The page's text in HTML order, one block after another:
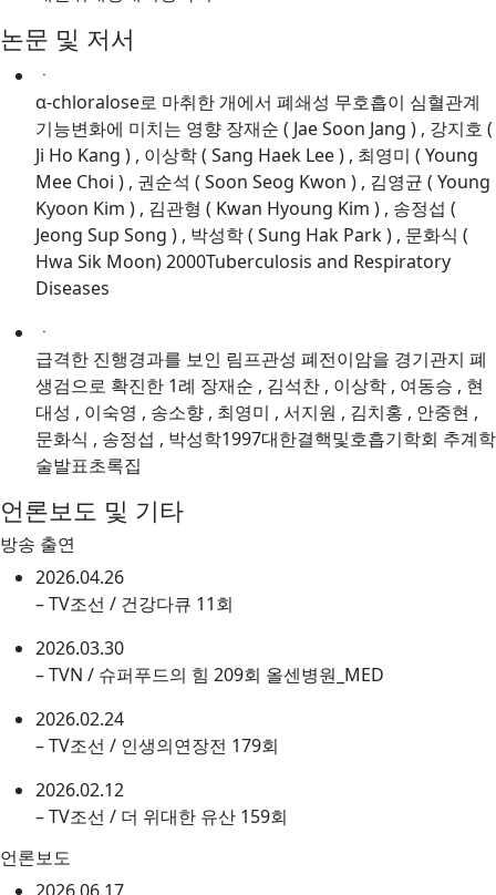
논문 및 저서
ㆍ
α-chloralose로 마취한 개에서 폐쇄성 무호흡이 심혈관계
기능변화에 미치는 영향 장재순 ( Jae Soon Jang ) , 강지호 (
Ji Ho Kang ) , 이상학 ( Sang Haek Lee ) , 최영미 ( Young
Mee Choi ) , 권순석 ( Soon Seog Kwon ) , 김영균 ( Young
Kyoon Kim ) , 김관형 ( Kwan Hyoung Kim ) , 송정섭 (
Jeong Sup Song ) , 박성학 ( Sung Hak Park ) , 문화식 (
Hwa Sik Moon) 2000Tuberculosis and Respiratory
Diseases
ㆍ
급격한 진행경과를 보인 림프관성 폐전이암을 경기관지 폐
생검으로 확진한 1례 장재순 , 김석찬 , 이상학 , 여동승 , 현
대성 , 이숙영 , 송소향 , 최영미 , 서지원 , 김치홍 , 안중현 ,
문화식 , 송정섭 , 박성학1997대한결핵및호흡기학회 추계학
술발표초록집
언론보도 및 기타
방송 출연
2026.04.26
– TV조선 / 건강다큐 11회
2026.03.30
– TVN / 슈퍼푸드의 힘 209회 올센병원_MED
2026.02.24
– TV조선 / 인생의연장전 179회
2026.02.12
– TV조선 / 더 위대한 유산 159회
언론보도